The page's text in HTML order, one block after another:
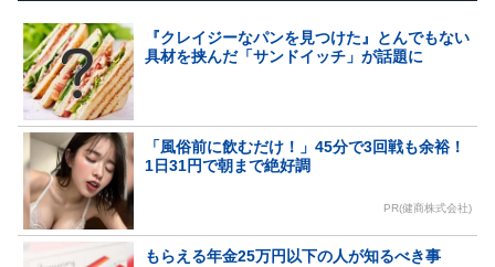
『クレイジーなパンを見つけた』とんでもない
具材を挟んだ「サンドイッチ」が話題に
「風俗前に飲むだけ！」45分で3回戦も余裕！
1日31円で朝まで絶好調
PR(健商株式会社)
もらえる年金25万円以下の人が知るべき事